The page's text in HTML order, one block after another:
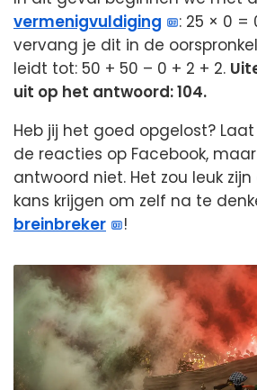
vermenigvuldiging
: 25 × 0 =
vervang je dit in de
leidt tot: 50 + 50 – 0 + 2 + 2.
uit op het antwoord: 104.
Heb jij het goed opgelost?
de reacties op Facebook,
antwoord niet. Het zou leuk
kans krijgen om zelf na te
breinbreker
!